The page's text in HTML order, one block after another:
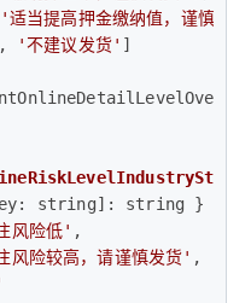
'适当提高押金缴纳值，谨慎发
, '不建议发货' ]
: string]: string } = {
风险低' ,
风险较高，请谨慎发货' ,